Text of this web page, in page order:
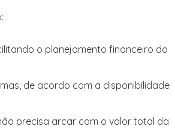
o planejamento financeiro do
de acordo com a disponibilidade
precisa arcar com o valor total da